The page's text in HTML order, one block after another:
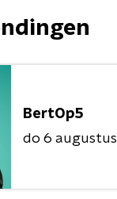
BertOp5
do 6 augustus